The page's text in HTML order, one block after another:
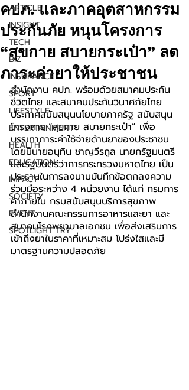
ARTICLE
INSIGHT
TECH
BIZ
INSURANCE
SPORT
LIFESTYLE
ENTERTAINMENT
HEALTH
EDUCATION
IMPACT
SOCIETY
EVENT
SPOTLIGHT TRY
คปภ. และภาคอุตสาหกรรม
ประกันภัย หนุนโครงการ
“สุขกาย สบายกระเป๋า” ลด
ภาระค่ายาให้ประชาชน
สำนักงาน คปภ. พร้อมด้วยสมาคมประกัน
ชีวิตไทย และสมาคมประกันวินาศภัยไทย
ประกาศสนับสนุนนโยบายภาครัฐ สนับสนุน
โครงการ “สุขกาย สบายกระเป๋า” เพื่อ
บรรเทาภาระค่าใช้จ่ายด้านยาของประชาชน
โดยมีนายอนุทิน ชาญวีรกูล นายกรัฐมนตรี
และรัฐมนตรีว่าการกระทรวงมหาดไทย เป็น
ประธานในการลงนามบันทึกข้อตกลงความ
ร่วมมือระหว่าง 4 หน่วยงาน ได้แก่ กรมการ
ค้าภายใน กรมสนับสนุนบริการสุขภาพ
สำนักงานคณะกรรมการอาหารและยา และ
สมาคมโรงพยาบาลเอกชน เพื่อส่งเสริมการ
เข้าถึงยาในราคาที่เหมาะสม โปร่งใสและมี
มาตรฐานความปลอดภัย